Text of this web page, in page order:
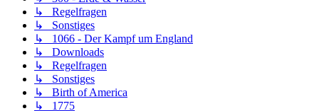
↳ Regelfragen
↳ Sonstiges
↳ 1066 - Der Kampf um England
↳ Downloads
↳ Regelfragen
↳ Sonstiges
↳ Birth of America
↳ 1775